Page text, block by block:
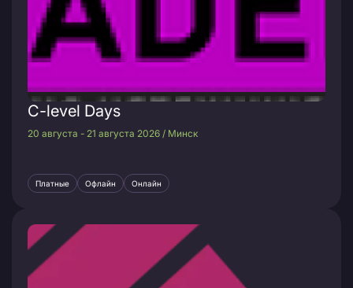
C-level Days
20 августа - 21 августа 2026 / Минск
Платные Офлайн Онлайн